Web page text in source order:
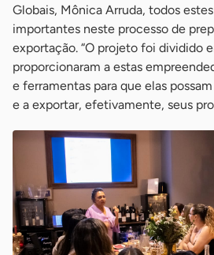
Globais, Mônica Arruda, todos
importantes neste processo de
exportação. “O projeto foi dividido
proporcionaram a estas
e ferramentas para que elas
e a exportar, efetivamente, seus